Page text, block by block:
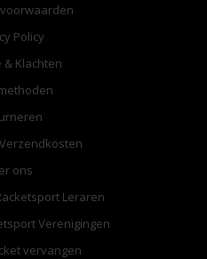
Policy
& Klachten
ons
Leraren
Verenigingen
vervangen